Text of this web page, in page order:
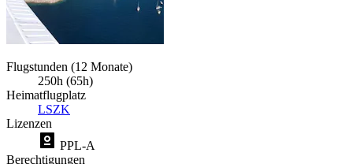
Flugstunden (12 Monate)
250h (65h)
Heimatflugplatz
LSZK
Lizenzen
PPL-A
Berechtigungen